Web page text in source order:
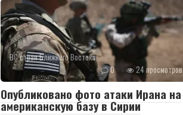
ВС стран Ближнего Востока
0
24 просмотров
Опубликовано фото атаки Ирана на
американскую базу в Сирии